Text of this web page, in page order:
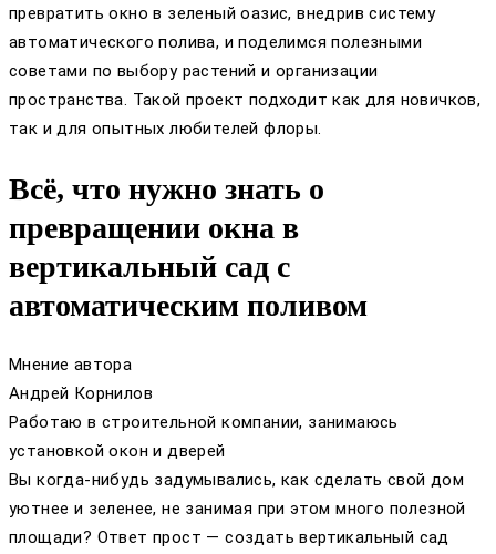
превратить окно в зеленый оазис, внедрив систему
автоматического полива, и поделимся полезными
советами по выбору растений и организации
пространства. Такой проект подходит как для новичков,
так и для опытных любителей флоры.
Всё, что нужно знать о
превращении окна в
вертикальный сад с
автоматическим поливом
Мнение автора
Андрей Корнилов
Работаю в строительной компании, занимаюсь
установкой окон и дверей
Вы когда-нибудь задумывались, как сделать свой дом
уютнее и зеленее, не занимая при этом много полезной
площади? Ответ прост — создать вертикальный сад